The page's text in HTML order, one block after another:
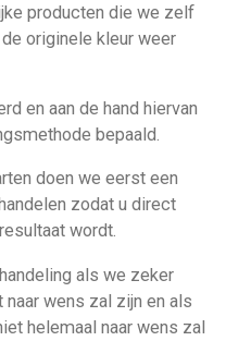
producten die we zelf
originele kleur weer
en aan de hand hiervan
bepaald.
doen we eerst een
zodat u direct
wordt.
als we zeker
wens zal zijn en als
helemaal naar wens zal